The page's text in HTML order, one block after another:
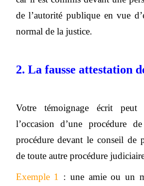
de l’autorité publique en vue
normal de la justice.
2. La fausse attestation
Votre témoignage écrit
l’occasion d’une procédure
procédure devant le conseil de
de toute autre procédure
Exemple 1
: une amie ou un